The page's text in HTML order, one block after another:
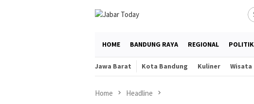
HOME BANDUNG RAYA REGIONAL POLITIK
Jawa Barat Kota Bandung Kuliner Wisata
Home Headline